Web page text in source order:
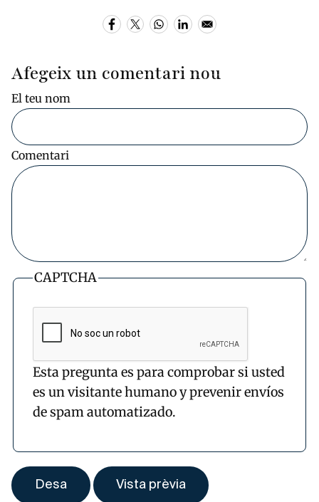
Afegeix un comentari nou
El teu nom
Comentari
CAPTCHA
Esta pregunta es para comprobar si usted
es un visitante humano y prevenir envíos
de spam automatizado.